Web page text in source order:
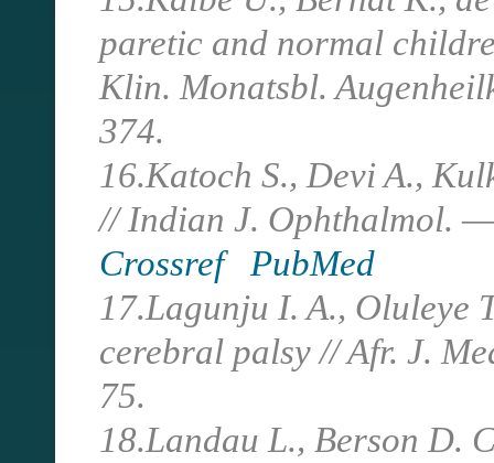
paretic and normal
Klin. Monatsbl.
374.
16.Katoch S., Devi A.,
// Indian J. Ophthalmol.
Crossref
PubMed
17.Lagunju I. A., Oluleye
cerebral palsy // Afr. J.
75.
18.Landau L., Berson D.